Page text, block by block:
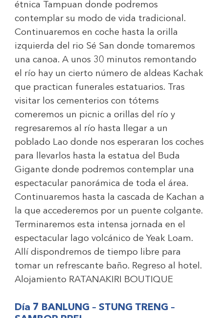
étnica Tampuan donde podremos
contemplar su modo de vida tradicional.
Continuaremos en coche hasta la orilla
izquierda del rio Sé San donde tomaremos
una canoa. A unos 30 minutos remontando
el río hay un cierto número de aldeas Kachak
que practican funerales estatuarios. Tras
visitar los cementerios con tótems
comeremos un picnic a orillas del río y
regresaremos al río hasta llegar a un
poblado Lao donde nos esperaran los coches
para llevarlos hasta la estatua del Buda
Gigante donde podremos contemplar una
espectacular panorámica de toda el área.
Continuaremos hasta la cascada de Kachan a
la que accederemos por un puente colgante.
Terminaremos esta intensa jornada en el
espectacular lago volcánico de Yeak Loam.
Allí dispondremos de tiempo libre para
tomar un refrescante baño. Regreso al hotel.
Alojamiento RATANAKIRI BOUTIQUE
Día 7 BANLUNG – STUNG TRENG –